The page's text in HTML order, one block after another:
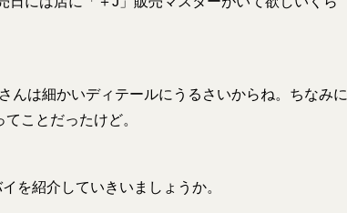
んは細かいディテールにうるさいからね。ちなみに
ことだったけど。
を紹介していきいましょうか。